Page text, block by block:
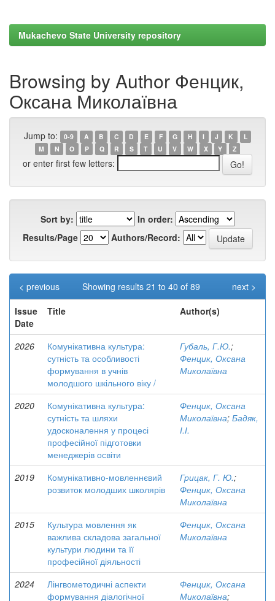
Mukachevo State University repository
Browsing by Author Фенцик,
Оксана Миколаївна
Jump to: 0-9 A B C D E F G H I J K
L
M
N O P Q R S T U V W X Y Z
or enter first few letters:
Sort by:
In order:
Results/Page
Authors/Record:
Showing results 21 to 40 of 89
< previous
next >
Issue
Date
Title Author(s)
2026
Комунікативна культура:
сутність та особливості
формування в учнів
молодшого шкільного віку /
Губаль, Г.Ю.;
Фенцик, Оксана
Миколаївна
2020
Комунікативна культура:
сутність та шляхи
удосконалення у процесі
професійної підготовки
менеджерів освіти
Фенцик, Оксана
Миколаївна; Бадяк,
І.І.
2019
Комунікативно-мовленнєвий
розвиток молодших школярів
Грицак, Г. Ю.;
Фенцик, Оксана
Миколаївна
2015
Культура мовлення як
важлива складова загальної
культури людини та її
професійної діяльності
Фенцик, Оксана
Миколаївна
2024
Лінгвометодичні аспекти
формування діалогічної
Фенцик, Оксана
Миколаївна;